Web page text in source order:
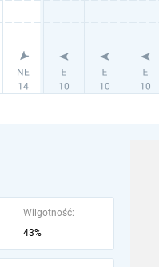
Wilgotność:
43%